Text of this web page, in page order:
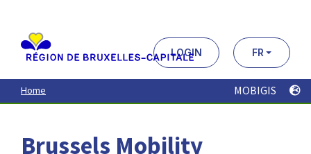
contenu
principal
LOGIN FR
Home MOBIGIS
Brussels Mobility